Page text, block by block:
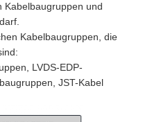
Kabelbaugruppen und
Kabelbaugruppen, die
LVDS-EDP-
JST-Kabel